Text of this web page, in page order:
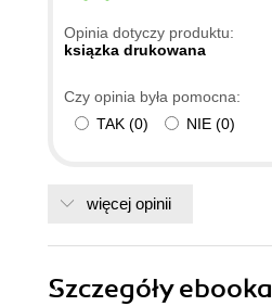
Opinia dotyczy produktu:
ksiązka drukowana
Czy opinia była pomocna:
TAK (0) NIE (0)
więcej opinii
Szczegółyebooka